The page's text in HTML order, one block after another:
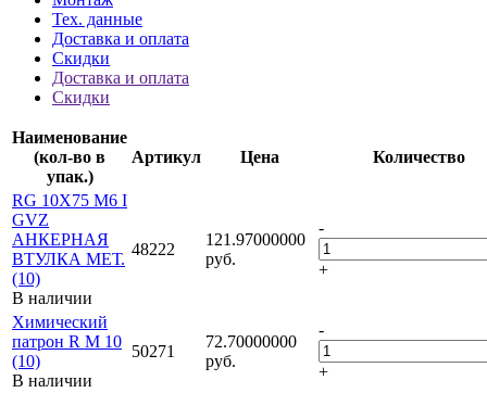
Тех. данные
Доставка и оплата
Скидки
Доставка и оплата
Скидки
Наименование
(кол-во в
упак.)
Артикул Цена Количество
RG 10X75 M6 I
GVZ
АНКЕРНАЯ
ВТУЛКА МЕТ.
(10)
В наличии
48222
121.97000000
руб.
-
+
Химический
патрон R M 10
(10)
В наличии
50271
72.70000000
руб.
-
+